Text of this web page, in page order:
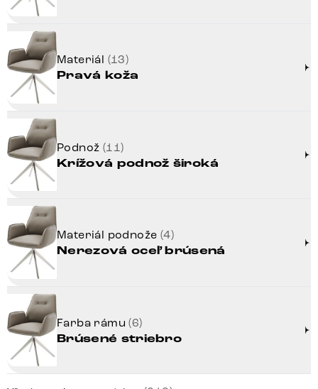
Materiál (13)
Pravá koža
Podnož (11)
Krížová podnož široká
Materiál podnože (4)
Nerezová oceľ brúsená
Farba rámu(6)
Brúsené striebro